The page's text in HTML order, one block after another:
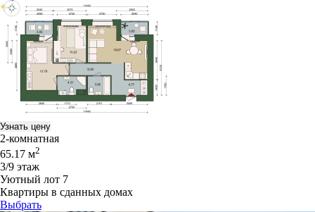
Узнать цену
2-комнатная
65.17 м2
3/9 этаж
Уютный лот 7
Квартиры в сданных домах
Выбрать